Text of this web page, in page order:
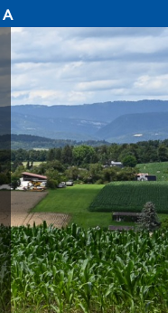
A